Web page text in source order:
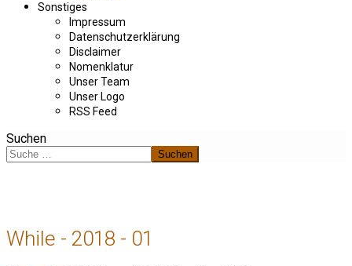
Sonstiges
Impressum
Datenschutzerklärung
Disclaimer
Nomenklatur
Unser Team
Unser Logo
RSS Feed
Suchen
Suchen
While - 2018 - 01